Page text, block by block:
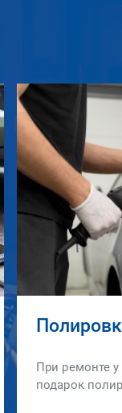
При ремонте
подарок